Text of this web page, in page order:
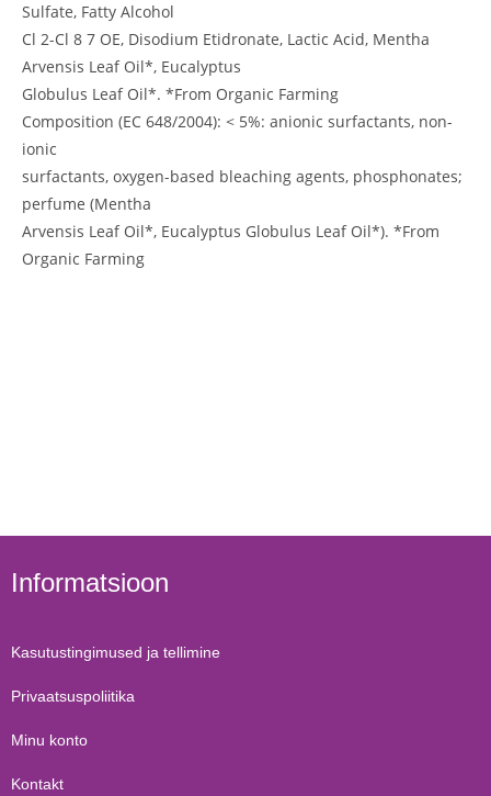
Sulfate, Fatty Alcohol
Cl 2-Cl 8 7 OE, Disodium Etidronate, Lactic Acid, Mentha
Arvensis Leaf Oil*, Eucalyptus
Globulus Leaf Oil*. *From Organic Farming
Composition (EC 648/2004): < 5%: anionic surfactants, non-
ionic
surfactants, oxygen-based bleaching agents, phosphonates;
perfume (Mentha
Arvensis Leaf Oil*, Eucalyptus Globulus Leaf Oil*). *From
Organic Farming
Informatsioon
Kasutustingimused ja tellimine
Privaatsuspoliitika
Minu konto
Kontakt